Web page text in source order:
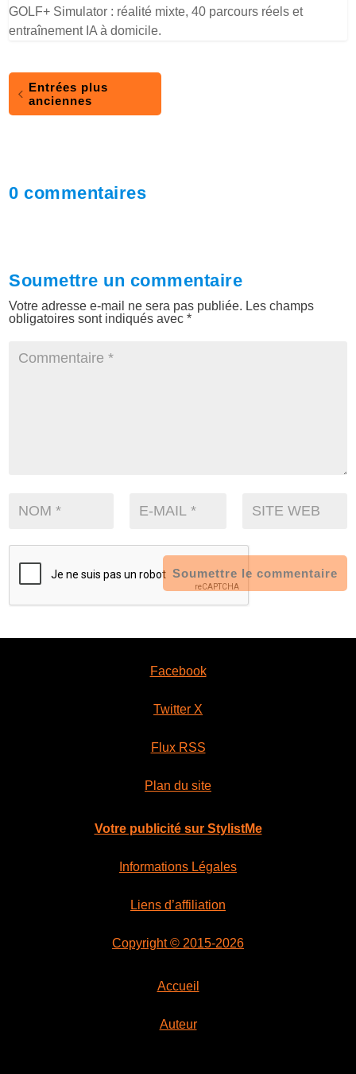
GOLF+ Simulator : réalité mixte, 40 parcours réels et
entraînement IA à domicile.
Entrées plus
anciennes
0 commentaires
Soumettre un commentaire
Votre adresse e-mail ne sera pas publiée. Les champs
obligatoires sont indiqués avec*
Soumettre le commentaire
Facebook
Twitter X
Flux RSS
Plan du site
Votre publicité sur StylistMe
Informations Légales
Liens d’affiliation
Copyright © 2015-2026
Accueil
Auteur